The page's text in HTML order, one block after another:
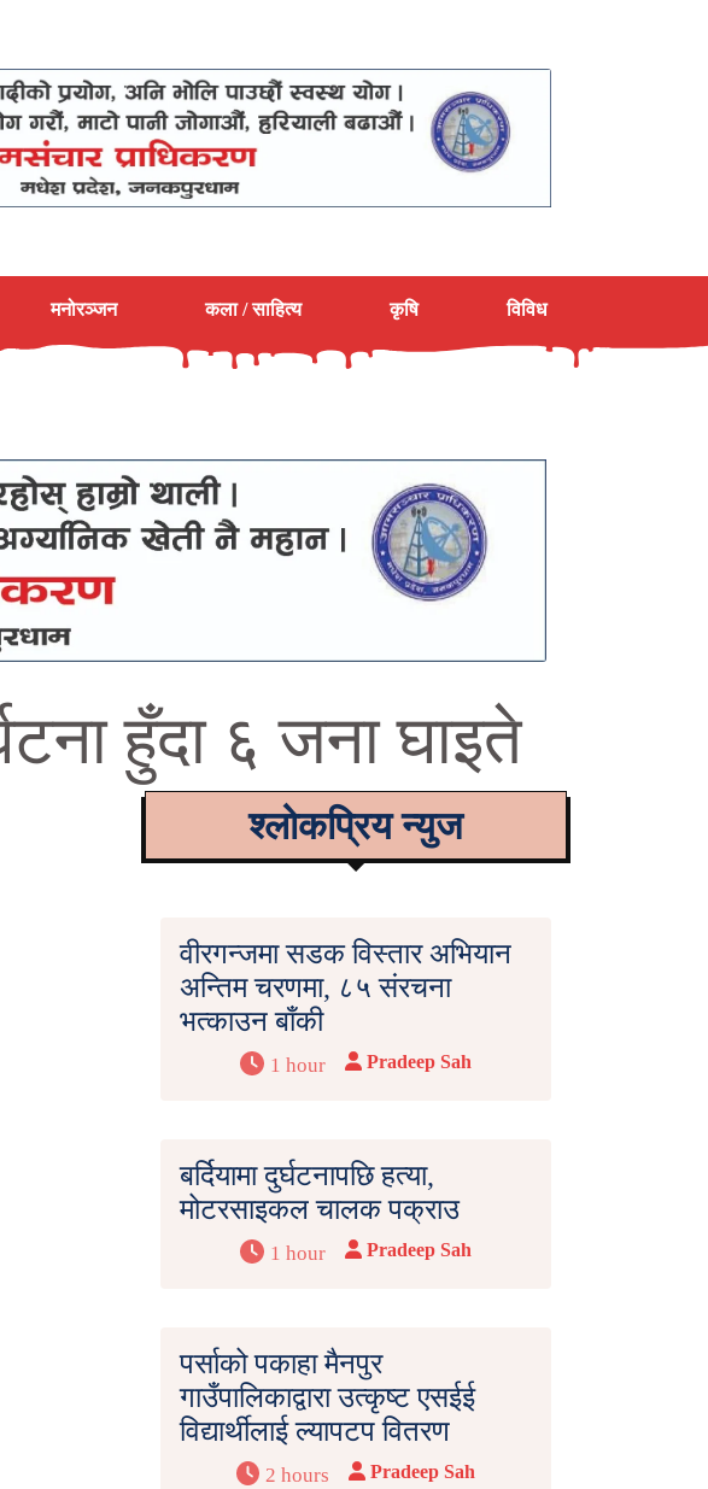
मनोरञ्जन कला / साहित्य कृषि विविध
हुँदा ६ जना घाइते
श्लोकप्रिय न्युज
वीरगन्जमा सडक विस्तार अभियान
अन्तिम चरणमा, ८५ संरचना
भत्काउन बाँकी
1 hour Pradeep Sah
बर्दियामा दुर्घटनापछि हत्या,
मोटरसाइकल चालक पक्राउ
1 hour Pradeep Sah
पर्साको पकाहा मैनपुर
गाउँपालिकाद्वारा उत्कृष्ट एसईई
विद्यार्थीलाई ल्यापटप वितरण
2 hours Pradeep Sah